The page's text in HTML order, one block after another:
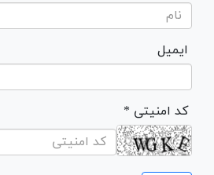
ایمیل
* کد امنیتی